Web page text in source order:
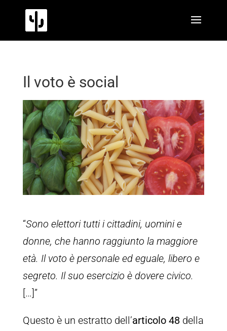
Il voto è social
“Sono elettori tutti i cittadini, uomini e
donne, che hanno raggiunto la maggiore
età. Il voto è personale ed eguale, libero e
segreto. Il suo esercizio è dovere civico.
[…]”
Questo è un estratto dell’articolo 48 della